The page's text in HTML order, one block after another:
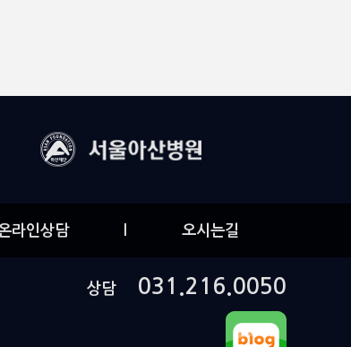
라인상담 오시는길
상담 031.216.0050